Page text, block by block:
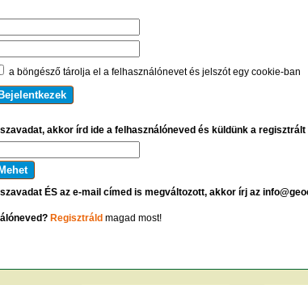
a böngésző tárolja el a felhasználónevet és jelszót egy cookie-ban
akkor írd ide a felhasználóneved és küldünk a
ÉS az e-mail címed is megváltozott, akkor írj az
Regisztráld magad most!